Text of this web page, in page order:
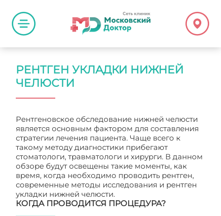
РЕНТГЕН УКЛАДКИ НИЖНЕЙ
ЧЕЛЮСТИ
Рентгеновское обследование нижней челюсти
является основным фактором для составления
стратегии лечения пациента. Чаще всего к
такому методу диагностики прибегают
стоматологи, травматологи и хирурги. В данном
обзоре будут освещены такие моменты, как
время, когда необходимо проводить рентген,
современные методы исследования и рентген
укладки нижней челюсти.
КОГДА ПРОВОДИТСЯ ПРОЦЕДУРА?